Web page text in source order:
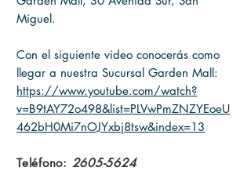
Miguel.
Con el siguiente video conocerás como
llegar a nuestra Sucursal Garden Mall:
https://www.youtube.com/watch?
v=B9tAY72o498&list=PLVwPmZNZYEoeU
462bH0Mi7nOJYxbj8tsw&index=13
Teléfono: 2605-5624